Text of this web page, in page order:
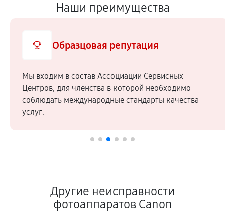
Наши преимущества
Образцовая репутация
Мы входим в состав Ассоциации Сервисных
Центров, для членства в которой необходимо
соблюдать международные стандарты качества
услуг.
Другие неисправности
фотоаппаратов Canon